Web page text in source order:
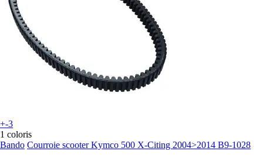
+-3
1 coloris
Bando Courroie scooter Kymco 500 X-Citing 2004>2014 B9-1028